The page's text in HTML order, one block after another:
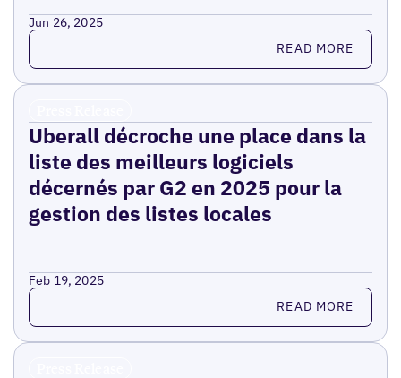
Jun 26, 2025
Read more READ MORE
Uberall décroche une place dans la
liste des meilleurs logiciels
décernés par G2 en 2025 pour la
gestion des listes locales
Feb 19, 2025
Read more READ MORE